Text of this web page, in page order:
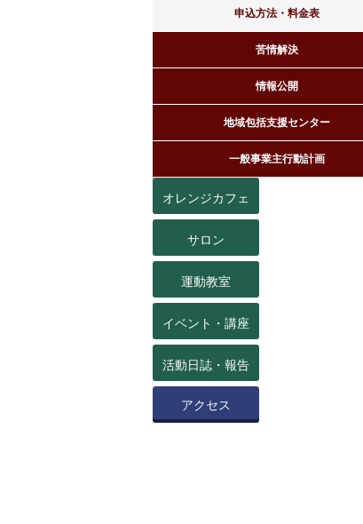
申込方法・料金表
苦情解決
情報公開
地域包括支援センター
一般事業主行動計画
オレンジカフェ
サロン
運動教室
イベント・講座
活動日誌・報告
アクセス